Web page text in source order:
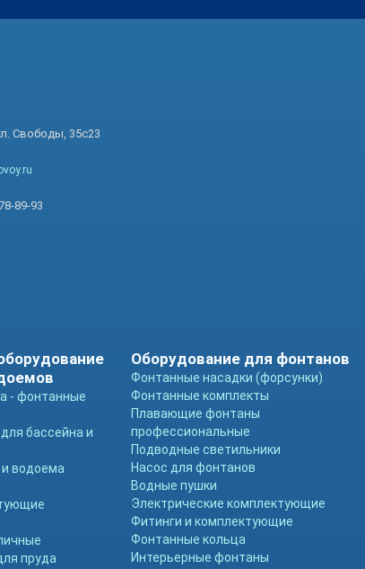
Свободы, 35с23
89-93
- фонтанные
бассейна и
водоема
пруда
Оборудование для фонтанов
Фонтанные насадки (форсунки)
Фонтанные комплекты
Плавающие фонтаны
профессиональные
Подводные светильники
Насос для фонтанов
Водные пушки
Электрические комплектующие
Фитинги и комплектующие
Фонтанные кольца
Интерьерные фонтаны